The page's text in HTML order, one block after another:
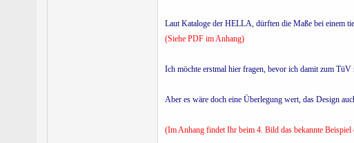
Laut Kataloge der HELLA, dürften die Maße bei einem
(Siehe PDF im Anhang)
Ich möchte erstmal hier fragen, bevor ich damit zum TüV
Aber es wäre doch eine Überlegung wert, das Design
(Im Anhang findet Ihr beim 4. Bild das bekannte